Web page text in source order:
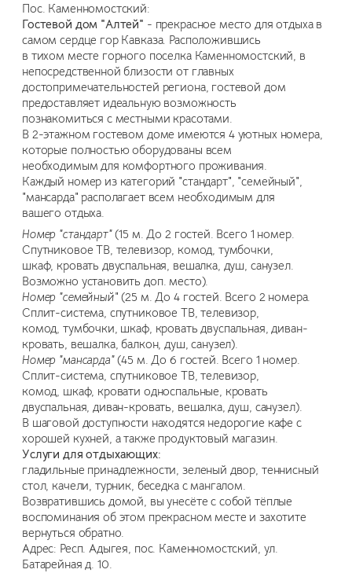
Пос. Каменномостский:
Гостевой дом "Алтей" - прекрасное место для отдыха в
самом сердце гор Кавказа. Расположившись
в тихом месте горного поселка Каменномостский, в
непосредственной близости от главных
достопримечательностей региона, гостевой дом
предоставляет идеальную возможность
познакомиться с местными красотами.
В 2-этажном гостевом доме имеются 4 уютных номера,
которые полностью оборудованы всем
необходимым для комфортного проживания.
Каждый номер из категорий "стандарт", "семейный",
"мансарда" располагает всем необходимым для
вашего отдыха.
Номер "стандарт"(15 м. До 2 гостей. Всего 1 номер.
Спутниковое ТВ, телевизор, комод, тумбочки,
шкаф, кровать двуспальная, вешалка, душ, санузел.
Возможно установить доп. место).
Номер "семейный" (25 м. До 4 гостей. Всего 2 номера.
Сплит-система, спутниковое ТВ, телевизор,
комод, тумбочки, шкаф, кровать двуспальная, диван-
кровать, вешалка, балкон, душ, санузел).
Номер "мансарда"(45 м. До 6 гостей. Всего 1 номер.
Сплит-система, спутниковое ТВ, телевизор,
комод, шкаф, кровати односпальные, кровать
двуспальная, диван-кровать, вешалка, душ, санузел).
В шаговой доступности находятся недорогие кафе с
хорошей кухней, а также продуктовый магазин.
Услуги для отдыхающих:
гладильные принадлежности, зеленый двор, теннисный
стол, качели, турник, беседка с мангалом.
Возвратившись домой, вы унесёте с собой тёплые
воспоминания об этом прекрасном месте и захотите
вернуться обратно.
Адрес: Респ. Адыгея, пос. Каменномостский, ул.
Батарейная д. 10.